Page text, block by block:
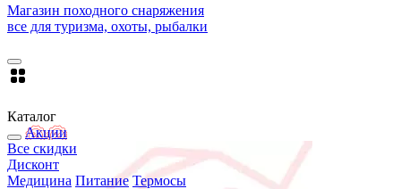
Магазин походного снаряжения
все для туризма, охоты, рыбалки
Каталог
Акции
Все скидки
Дисконт
Медицина Питание Термосы